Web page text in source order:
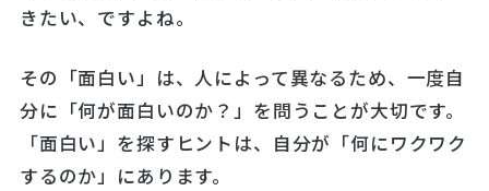
きたい、ですよね。
その「面白い」は、人によって異なるため、一度自
分に「何が面白いのか？」を問うことが大切です。
「面白い」を探すヒントは、自分が「何にワクワク
するのか」にあります。